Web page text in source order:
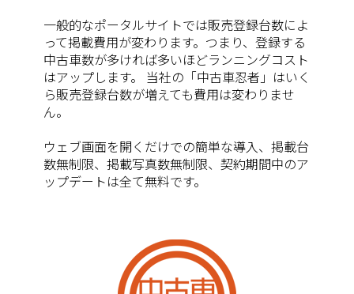
一般的なポータルサイトでは販売登録台数によ
って掲載費用が変わります。つまり、登録する
中古車数が多ければ多いほどランニングコスト
はアップします。 当社の「中古車忍者」はいく
ら販売登録台数が増えても費用は変わりませ
ん。
ウェブ画面を開くだけでの簡単な導入、掲載台
数無制限、掲載写真数無制限、契約期間中のア
ップデートは全て無料です。